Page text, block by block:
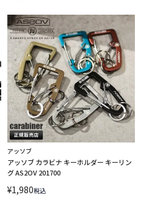
アッソブ
アッソブ カラビナ キーホルダー キーリン
グ AS2OV 201700
¥1,980税込